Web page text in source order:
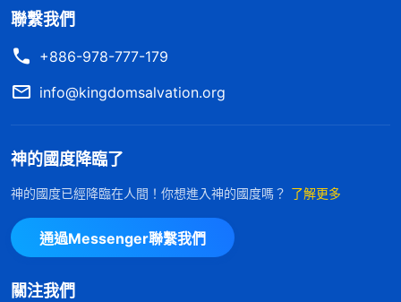
還是可以勝任的，因為以前説大灾大難要來了，我們
就開始預備糧食與灾難中所需的物品，這不都是按着
做的這些事是不是可以跟挪亞相比了？難道我們這樣
吩咐行嗎？我們不也是因着相信神的話而照神的話去
做嗎？那神怎麽還傷心呢？還説找不着可以呼召的人
呢？」這些人與挪亞的所做所行有没有區别？有什麽
區别呢？（今天我們預備那些灾難食品是我們自己的
聯繫我們
+886-978-777-179
info@kingdomsalvation.org
神的國度降臨了
神的國度已經降臨在人間！你想進入神的國度嗎？ 了解更多
通過Messenger聯繫我們
關注我們